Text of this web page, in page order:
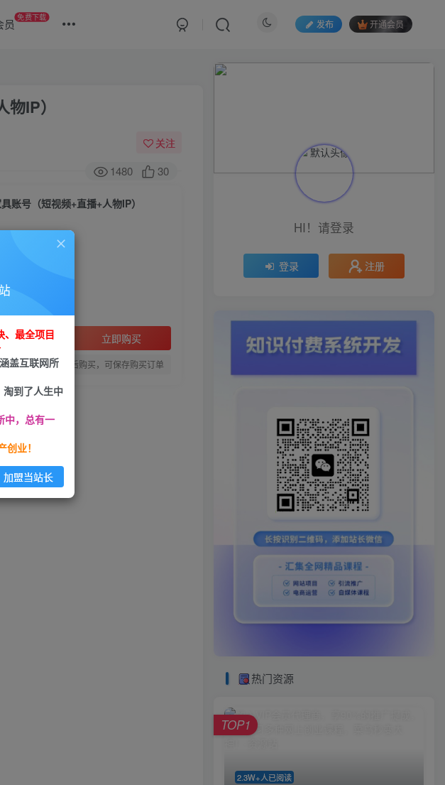
免费下载
发布 开通会员
IP）
关注
1480 30
账号（短视频+直播+人物IP）
立即购买
登录！建议登陆后购买，可保存购买订单
HI！请登录
登录 注册
热门资源
2.3W+人已阅读
TOP1
、最全项目
盖互联网所
淘到了人生中
中，总有一
业！
加盟当站长